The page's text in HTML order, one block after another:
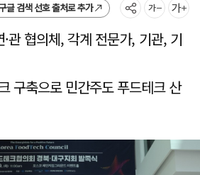
글 검색 선호 출처로 추가
·관 협의체, 각계 전문가, 기관, 기
구축으로 민간주도 푸드테크 산